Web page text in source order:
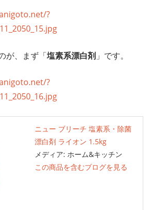
が、まず「塩素系漂白剤」です。
ニュー ブリーチ 塩素系・除菌
漂白剤 ライオン 1.5kg
メディア: ホーム&キッチン
この商品を含むブログを見る